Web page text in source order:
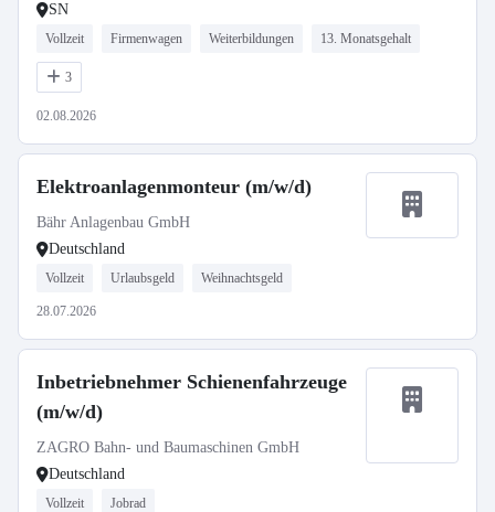
SN
Vollzeit Firmenwagen Weiterbildungen 13. Monatsgehalt
3
02.08.2026
Elektroanlagenmonteur (m/w/d)
Bähr Anlagenbau GmbH
Deutschland
Vollzeit Urlaubsgeld Weihnachtsgeld
28.07.2026
Inbetriebnehmer Schienenfahrzeuge
(m/w/d)
ZAGRO Bahn- und Baumaschinen GmbH
Deutschland
Vollzeit Jobrad